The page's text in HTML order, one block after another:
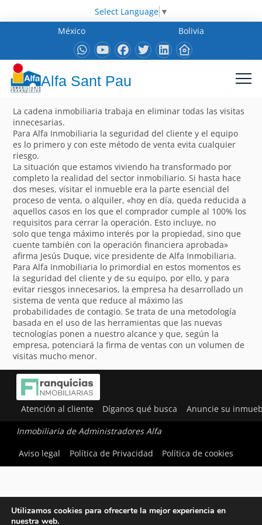
Select Language ▼
México
Bolivia
Alfa Sant Pau
La cadena inmobiliaria trabaja en eliminar todas las visitas
innecesarias.
Para Alfa Inmobiliaria la seguridad del cliente y el equipo
es lo primero y con este método de venta evita cualquier
riesgo.
La situación que estamos viviendo ha transformado por
completo la realidad del sector inmobiliario. Si hasta hace
dos meses, visitar el inmueble era la parte esencial del
proceso de venta, o alquiler, «hoy en día, queda reducida a
aquellos casos en los que el comprador cumple al 100% los
requisitos para cerrar la operación. Esto incluye, no
solo que tenga máximo interés por la propiedad, sino que
cuente también con la operación financiera aprobada»
afirma Jesús Duque, vice presidente de Alfa Inmobiliaria.
Para Alfa Inmobiliaria lo primordial en estos momentos es
la seguridad del cliente y de su equipo, por ello, y para
evitar riesgos innecesarios, la empresa ha desarrollado un
sistema de venta que reduce al máximo las
probabilidades de contagio. Se trata de una metodología
basada en el uso de las herramientas que las nuevas
tecnologías ponen a nuestro alcance y que, según la
empresa, potenciará la firma de ventas con un volumen de
visitas mucho menor.
Atención al cliente Díganos qué busca Anuncie su
Inmobiliaria de Administradores Alfa
Aviso legal
Política de Privacidad Política de cookies
Utilizamos cookies para ofrecerte la mejor experiencia en
nuestra web.